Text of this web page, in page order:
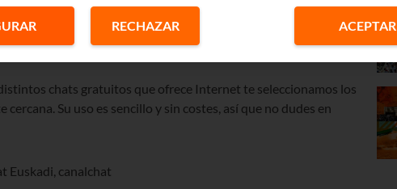
muy utilizada. Ahora son accesibles a través de sitios
en la que debemos seleccionar el tipo de canal deseado
chats gratuitos que ofrece Internet te seleccionamos los
cercana. Su uso es sencillo y sin costes, así que no dudes en
RECHAZAR ACEPTAR